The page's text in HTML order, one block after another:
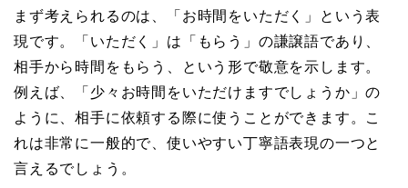
まず考えられるのは、「お時間をいただく」という表
現です。「いただく」は「もらう」の謙譲語であり、
相手から時間をもらう、という形で敬意を示します。
例えば、「少々お時間をいただけますでしょうか」の
ように、相手に依頼する際に使うことができます。こ
れは非常に一般的で、使いやすい丁寧語表現の一つと
言えるでしょう。